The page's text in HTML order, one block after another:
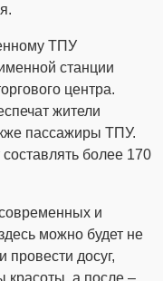
ТПУ
станции
центра.
жители
пассажиры ТПУ.
более 170
и
можно будет не
провести досуг,